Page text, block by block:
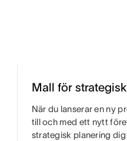
Mall för
När du lanserar en ny
till och med ett nytt
strategisk planering